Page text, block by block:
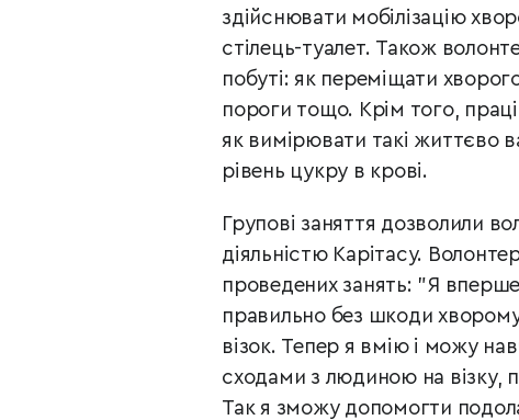
здійснювати мобілізацію
стілець-туалет. Також
побуті: як переміщати
пороги тощо. Крім того,
як вимірювати такі життєво
рівень цукру в крові.
Групові заняття дозволили
діяльністю Карітасу.
проведених занять: "Я вперше
правильно без шкоди
візок. Тепер я вмію і можу
сходами з людиною на візку,
Так я зможу допомогти